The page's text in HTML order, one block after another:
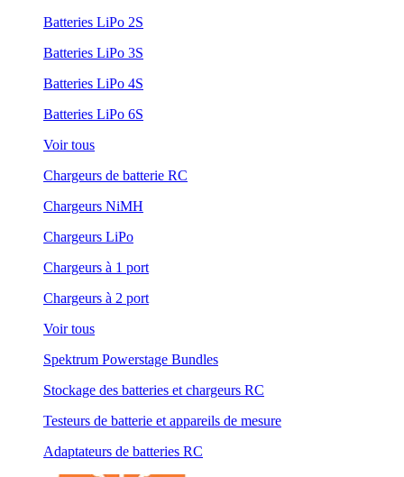
Batteries LiPo 2S
Batteries LiPo 3S
Batteries LiPo 4S
Batteries LiPo 6S
Voir tous
Chargeurs de batterie RC
Chargeurs NiMH
Chargeurs LiPo
Chargeurs à 1 port
Chargeurs à 2 port
Voir tous
Spektrum Powerstage Bundles
Stockage des batteries et chargeurs RC
Testeurs de batterie et appareils de mesure
Adaptateurs de batteries RC